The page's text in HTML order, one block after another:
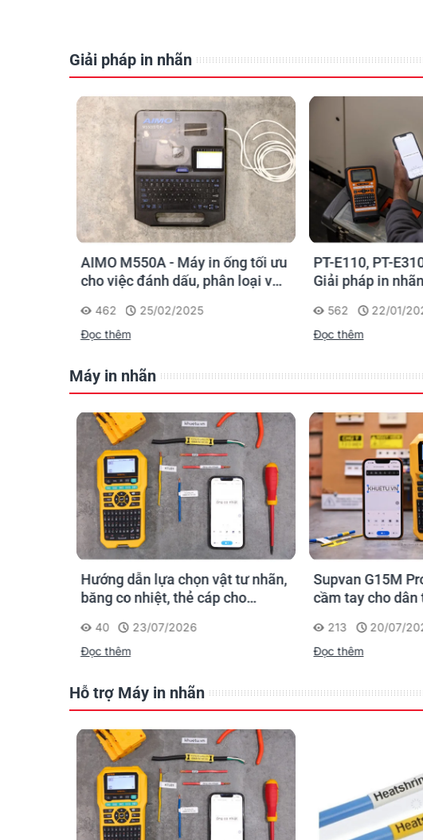
Giải pháp in nhãn
AIMO M550A - Máy in ống tối ưu
cho việc đánh dấu, phân loại và
462
25/02/2025
Đọc thêm
PT-E110, PT-
Giải pháp in
562
22/01/
Đọc thêm
Máy in nhãn
Hướng dẫn lựa chọn vật tư nhãn,
băng co nhiệt, thẻ cáp cho
40
23/07/2026
Đọc thêm
Supvan G15M
cầm tay cho
công trình
213
20/07/
Đọc thêm
Hỗ trợ Máy in nhãn